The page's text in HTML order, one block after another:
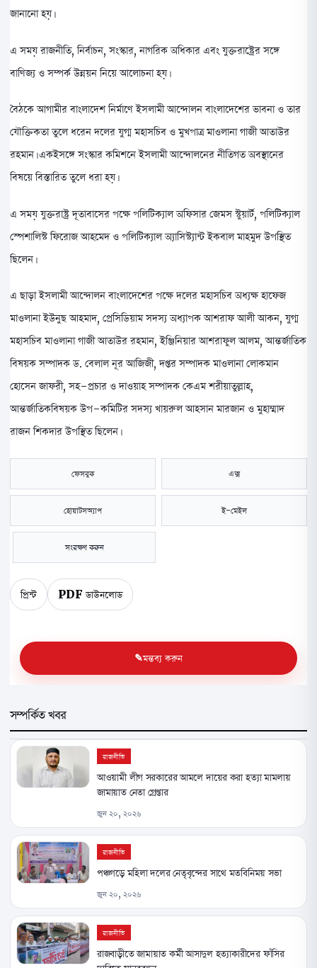
জানানো হয়।
এ সময় রাজনীতি, নির্বাচন, সংস্কার, নাগরিক অধিকার এবং যুক্তরাষ্ট্রের সঙ্গে
বাণিজ্য ও সম্পর্ক উন্নয়ন নিয়ে আলোচনা হয়।
বৈঠকে আগামীর বাংলাদেশ নির্মাণে ইসলামী আন্দোলন বাংলাদেশের ভাবনা ও তার
যৌক্তিকতা তুলে ধরেন দলের যুগ্ম মহাসচিব ও মুখপাত্র মাওলানা গাজী আতাউর
রহমান। একইসঙ্গে সংস্কার কমিশনে ইসলামী আন্দোলনের নীতিগত অবস্থানের
বিষয়ে বিস্তারিত তুলে ধরা হয়।
এ সময় যুক্তরাষ্ট্র দূতাবাসের পক্ষে পলিটিক্যাল অফিসার জেমস স্টুয়ার্ট, পলিটিক্যাল
স্পেশালিস্ট ফিরোজ আহমেদ ও পলিটিক্যাল অ্যাসিস্ট্যান্ট ইকবাল মাহমুদ উপস্থিত
ছিলেন।
এ ছাড়া ইসলামী আন্দোলন বাংলাদেশের পক্ষে দলের মহাসচিব অধ্যক্ষ হাফেজ
মাওলানা ইউনুছ আহমাদ, প্রেসিডিয়াম সদস্য অধ্যাপক আশরাফ আলী আকন, যুগ্ম
মহাসচিব মাওলানা গাজী আতাউর রহমান, ইঞ্জিনিয়ার আশরাফুল আলম, আন্তর্জাতিক
বিষয়ক সম্পাদক ড. বেলাল নূর আজিজী, দপ্তর সম্পাদক মাওলানা লোকমান
হোসেন জাফরী, সহ-প্রচার ও দাওয়াহ সম্পাদক কেএম শরীয়াতুল্লাহ,
আন্তর্জাতিকবিষয়ক উপ-কমিটির সদস্য খায়রুল আহসান মারজান ও মুহাম্মাদ
রাজন শিকদার উপস্থিত ছিলেন।
ফেসবুক এক্স
হোয়াটসঅ্যাপ ই-মেইল
সংরক্ষণ করুন
প্রিন্ট PDF ডাউনলোড
মন্তব্য করুন
সম্পর্কিত খবর
রাজনীতি
আওয়ামী লীগ সরকারের আমলে দায়ের করা হত্যা মামলায়
জামায়াত নেতা গ্রেপ্তার
জুন ২০, ২০২৬
রাজনীতি
পঞ্চগড়ে মহিলা দলের নেতৃবৃন্দের সাথে মতবিনিময় সভা
জুন ২০, ২০২৬
রাজনীতি
রাজবাড়ীতে জামায়াত কর্মী আসাদুল হত্যাকারীদের ফাঁসির